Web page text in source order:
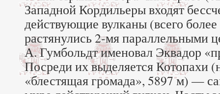
Западной Кордильеры входят
действующие вулканы (всего
растянулись 2-мя параллельными
А. Гумбольдт именовал Эквадор
Посреди их выделяется Котопахи
«блестящая громада», 5897 м) —